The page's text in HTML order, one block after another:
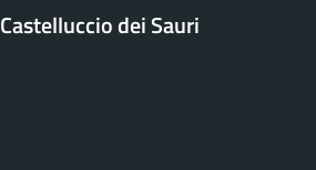
dei Sauri